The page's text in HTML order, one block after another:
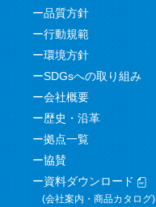
品質方針
行動規範
環境方針
SDGsへの取り組み
会社概要
歴史・沿革
拠点一覧
協賛
資料ダウンロード
(会社案内・商品カタログ)